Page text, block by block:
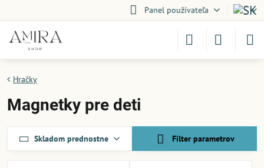
Panel používateľa
Hračky
Magnetky pre deti
Skladom prednostne Filter parametrov